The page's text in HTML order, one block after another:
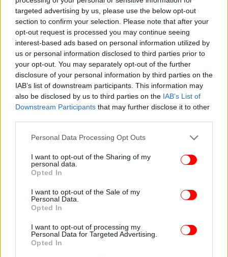
targeted advertising by us, please use the below opt-out
section to confirm your selection. Please note that after your
opt-out request is processed you may continue seeing
interest-based ads based on personal information utilized by
us or personal information disclosed to third parties prior to
your opt-out. You may separately opt-out of the further
disclosure of your personal information by third parties on the
IAB’s list of downstream participants. This information may
also be disclosed by us to third parties on the IAB’s List of
Downstream Participants that may further disclose it to other
Please note that this website/app uses one or more Google
not limited to your visit or usage behaviour. You may click to
grant or deny consent to Google and its third-party tags to
use your data for below specified purposes in below Google
consent section.
Personal Data Processing Opt Outs
I want to opt-out of the Sharing of my
personal data.
Opted In
I want to opt-out of the Sale of my
Personal Data.
Opted In
I want to opt-out of processing my
Personal Data for Targeted Advertising.
Opted In
οι γονείς του είναι αποφασισμένοι να διατηρήσουν
την παιδική του ηλικία χαρούμενη και ξέγνοιαστη,
Η πρώην γραμματέας Τύπου και υπεύθυνη